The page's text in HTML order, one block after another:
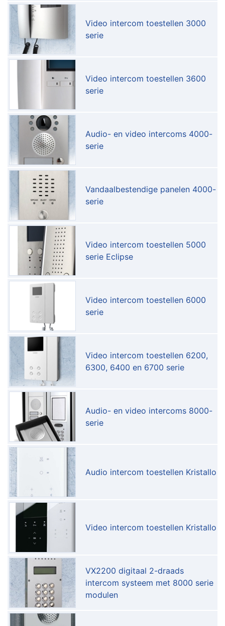
Video intercom toestellen 3000
serie
Video intercom toestellen 3600
serie
Audio- en video intercoms 4000-
serie
Vandaalbestendige panelen 4000-
serie
Video intercom toestellen 5000
serie Eclipse
Video intercom toestellen 6000
serie
Video intercom toestellen 6200,
6300, 6400 en 6700 serie
Audio- en video intercoms 8000-
serie
Audio intercom toestellen Kristallo
Video intercom toestellen Kristallo
VX2200 digitaal 2-draads
intercom systeem met 8000 serie
modulen